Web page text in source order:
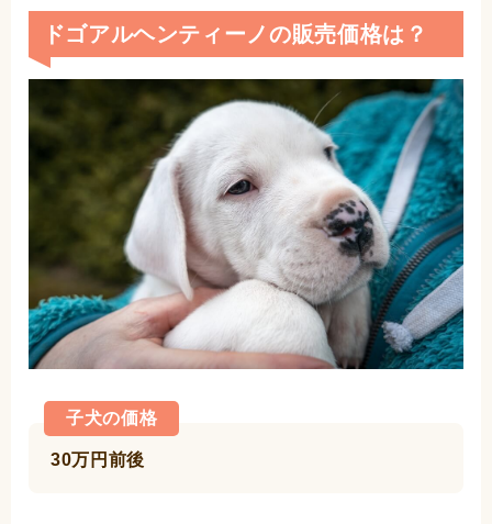
ドゴアルヘンティーノの販売価格は？
子犬の価格
30万円前後